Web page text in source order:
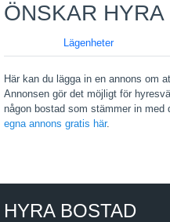
ÖNSKAR
Lägenheter
Här kan du lägga in en annons om
Annonsen gör det möjligt för
någon bostad som stämmer in med
egna annons gratis här.
HYRA BOSTAD